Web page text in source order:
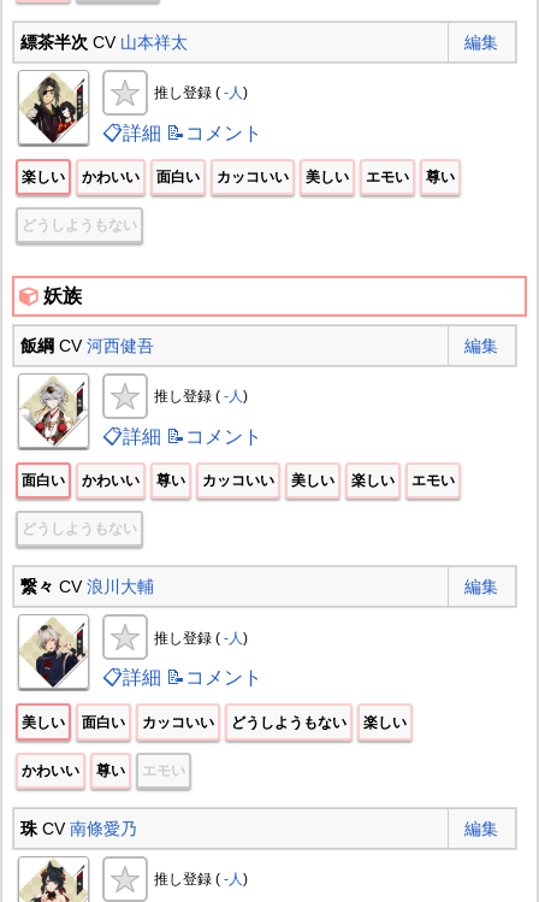
縹茶半次CV 山本祥太 編集
推し登録 ( -人)
📋詳細 📝コメント
楽しい かわいい 面白い カッコいい 美しい エモい 尊い
どうしようもない
妖族
飯綱 CV河西健吾 編集
推し登録 ( -人)
📋詳細 📝コメント
面白い かわいい 尊い カッコいい 美しい 楽しい エモい
どうしようもない
繋々 CV浪川大輔 編集
推し登録 ( -人 )
📋詳細 📝コメント
美しい 面白い カッコいい どうしようもない 楽しい
かわいい 尊い エモい
珠CV南條愛乃 編集
推し登録 ( -人)